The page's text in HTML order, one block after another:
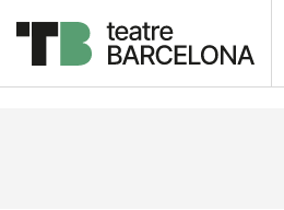
Descripció Fitxa artística